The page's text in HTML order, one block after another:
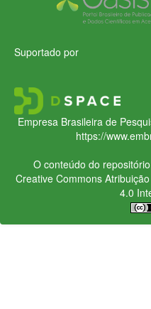
Suportado por
Empresa Brasileira de
https://
O conteúdo do
Creative CommonsAtribuição
4.0